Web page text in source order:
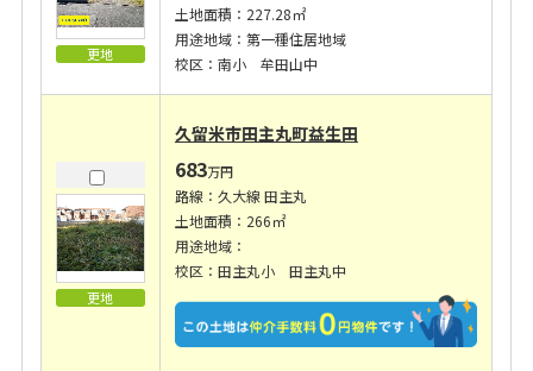
更地
土地面積：227.28㎡
用途地域：第一種住居地域
校区：南小 牟田山中
更地
久留米市田主丸町益生田
683万円
路線：久大線 田主丸
土地面積：266㎡
用途地域：
校区：田主丸小 田主丸中